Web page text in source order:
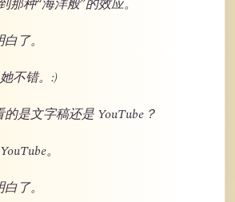
那种“海洋般”的效应。
了。
不错。:)
是文字稿还是 YouTube？
。
了。